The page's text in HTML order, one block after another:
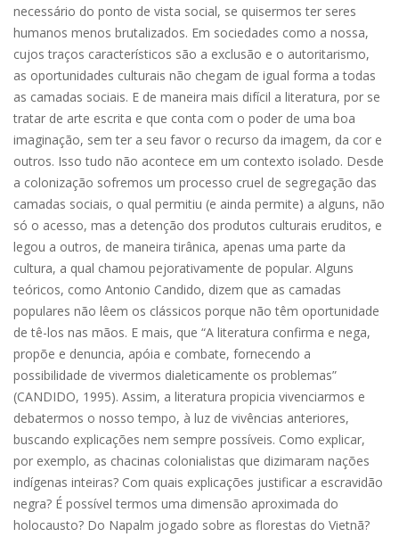
necessário do ponto de vista social, se quisermos ter seres
humanos menos brutalizados. Em sociedades como a nossa,
cujos traços característicos são a exclusão e o autoritarismo,
as oportunidades culturais não chegam de igual forma a todas
as camadas sociais. E de maneira mais difícil a literatura, por se
tratar de arte escrita e que conta com o poder de uma boa
imaginação, sem ter a seu favor o recurso da imagem, da cor e
outros. Isso tudo não acontece em um contexto isolado. Desde
a colonização sofremos um processo cruel de segregação das
camadas sociais, o qual permitiu (e ainda permite) a alguns, não
só o acesso, mas a detenção dos produtos culturais eruditos, e
legou a outros, de maneira tirânica, apenas uma parte da
cultura, a qual chamou pejorativamente de popular. Alguns
teóricos, como Antonio Candido, dizem que as camadas
populares não lêem os clássicos porque não têm oportunidade
de tê-los nas mãos. E mais, que “A literatura confirma e nega,
propõe e denuncia, apóia e combate, fornecendo a
possibilidade de vivermos dialeticamente os problemas”
(CANDIDO, 1995). Assim, a literatura propicia vivenciarmos e
debatermos o nosso tempo, à luz de vivências anteriores,
buscando explicações nem sempre possíveis. Como explicar,
por exemplo, as chacinas colonialistas que dizimaram nações
indígenas inteiras? Com quais explicações justificar a escravidão
negra? É possível termos uma dimensão aproximada do
holocausto? Do Napalm jogado sobre as florestas do Vietnã?